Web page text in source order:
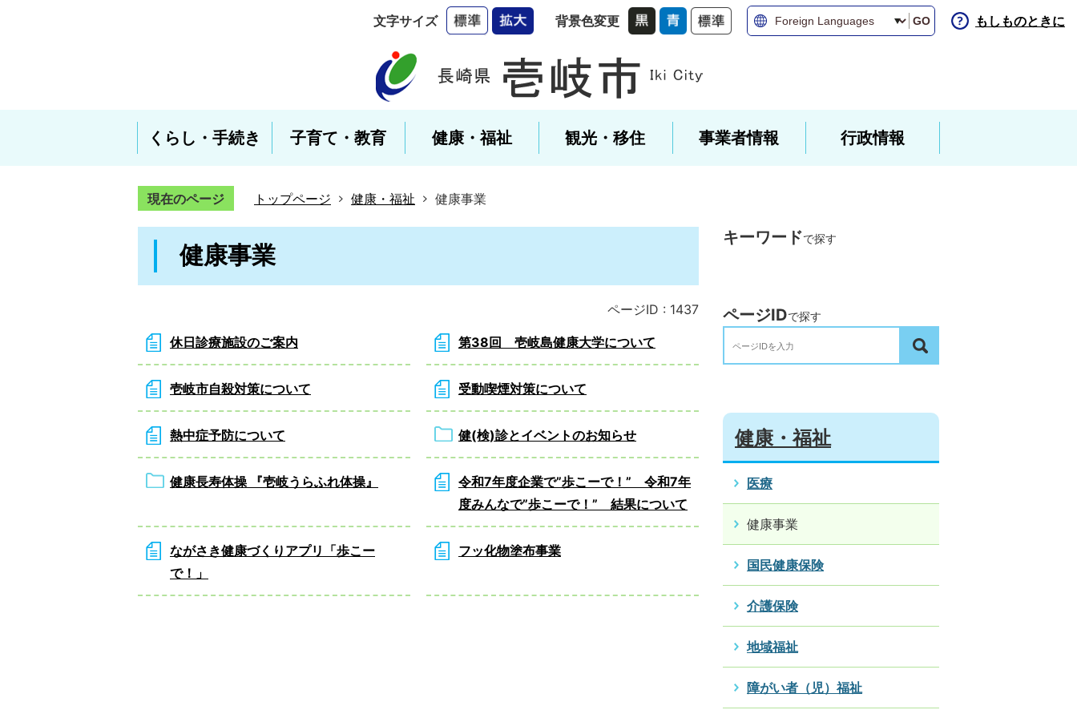
文字サイズ 背景色変更 GO もしものときに
くらし・手続き 子育て・教育 健康・福祉 観光・移住 事業者情報 行政情報
現在のページ トップページ 健康・福祉 健康事業
健康事業
ページID : 1437
休日診療施設のご案内 第38回 壱岐島健康大学について
壱岐市自殺対策について 受動喫煙対策について
熱中症予防について 健(検)診とイベントのお知らせ
健康長寿体操 『壱岐うらふれ体操』
令和7年度企業で”歩こーで！” 令和7年
度みんなで”歩こーで！” 結果について
ながさき健康づくりアプリ「歩こー
で！」
フッ化物塗布事業
キーワードで探す
ページIDで探す
健康・福祉
医療
健康事業
国民健康保険
介護保険
地域福祉
障がい者（児）福祉